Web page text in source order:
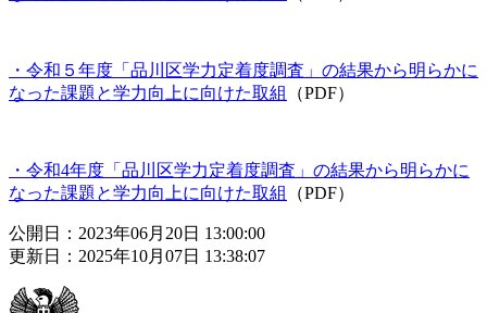
・令和５年度「品川区学力定着度調査」の結果から明らかに
なった課題と学力向上に向けた取組
（PDF）
・令和4年度「品川区学力定着度調査」の結果から明らかに
なった課題と学力向上に向けた取組
（PDF）
公開日：2023年06月20日 13:00:00
更新日：2025年10月07日 13:38:07